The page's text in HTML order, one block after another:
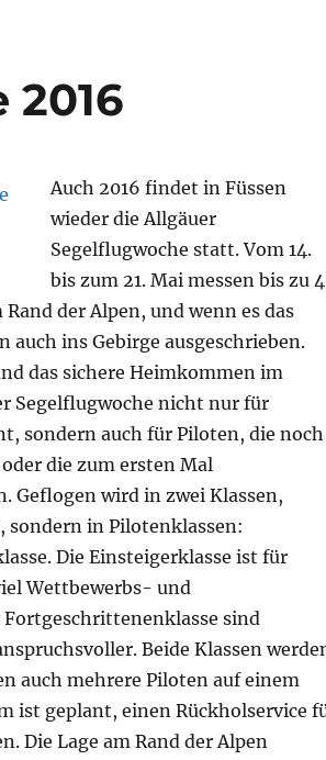
Auch 2016 findet in Füssen
wieder die Allgäuer
Segelflugwoche statt. Vom 14.
bis zum 21. Mai messen bis zu
der Alpen, und wenn es das
auch ins Gebirge ausgeschrieben.
das sichere Heimkommen im
Segelflugwoche nicht nur für
sondern auch für Piloten, die noch
die zum ersten Mal
Geflogen wird in zwei Klassen,
sondern in Pilotenklassen:
Die Einsteigerklasse ist für
Wettbewerbs- und
sind
Beide Klassen
auch mehrere Piloten auf einem
ist geplant, einen Rückholservice
Die Lage am Rand der Alpen